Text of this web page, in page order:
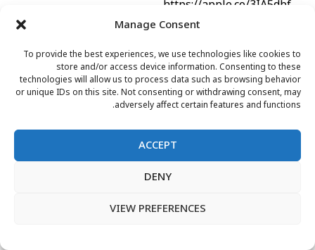
Manage Consent
To provide the best experiences, we use technologies like cookies to
store and/or access device information. Consenting to these
technologies will allow us to process data such as browsing behavior
or unique IDs on this site. Not consenting or withdrawing consent, may
adversely affect certain features and functions.
ACCEPT
DENY
VIEW PREFERENCES
https://apple.co/3IA5dbf
لینک دانلود از پلی ستور (تیلیفون های اندروید):
ویب سایت تلویزیون جهانی زرین :
https://www.zarintv.com
READ MORE